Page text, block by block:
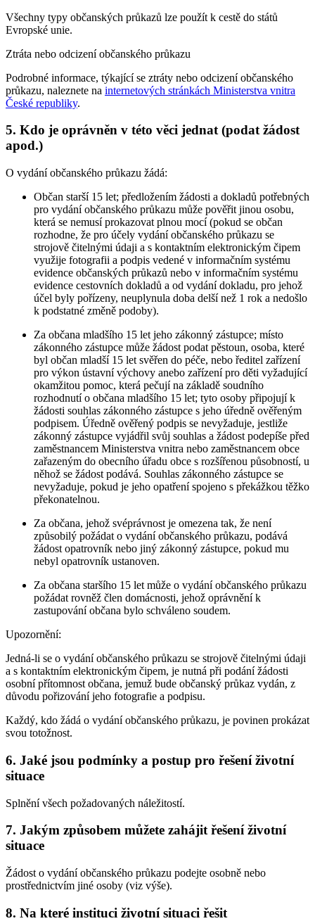
Všechny typy občanských průkazů lze použít k cestě do států
Evropské unie.
Ztráta nebo odcizení občanského průkazu
Podrobné informace, týkající se ztráty nebo odcizení občanského
průkazu, naleznete na internetových stránkách Ministerstva vnitra
České republiky.
5. Kdo je oprávněn v této věci jednat (podat žádost
apod.)
O vydání občanského průkazu žádá:
Občan starší 15 let; předložením žádosti a dokladů potřebných
pro vydání občanského průkazu může pověřit jinou osobu,
která se nemusí prokazovat plnou mocí (pokud se občan
rozhodne, že pro účely vydání občanského průkazu se
strojově čitelnými údaji a s kontaktním elektronickým čipem
využije fotografii a podpis vedené v informačním systému
evidence občanských průkazů nebo v informačním systému
evidence cestovních dokladů a od vydání dokladu, pro jehož
účel byly pořízeny, neuplynula doba delší než 1 rok a nedošlo
k podstatné změně podoby).
Za občana mladšího 15 let jeho zákonný zástupce; místo
zákonného zástupce může žádost podat pěstoun, osoba, které
byl občan mladší 15 let svěřen do péče, nebo ředitel zařízení
pro výkon ústavní výchovy anebo zařízení pro děti vyžadující
okamžitou pomoc, která pečují na základě soudního
rozhodnutí o občana mladšího 15 let; tyto osoby připojují k
žádosti souhlas zákonného zástupce s jeho úředně ověřeným
podpisem. Úředně ověřený podpis se nevyžaduje, jestliže
zákonný zástupce vyjádřil svůj souhlas a žádost podepíše před
zaměstnancem Ministerstva vnitra nebo zaměstnancem obce
zařazeným do obecního úřadu obce s rozšířenou působností, u
něhož se žádost podává. Souhlas zákonného zástupce se
nevyžaduje, pokud je jeho opatření spojeno s překážkou těžko
překonatelnou.
Za občana, jehož svéprávnost je omezena tak, že není
způsobilý požádat o vydání občanského průkazu, podává
žádost opatrovník nebo jiný zákonný zástupce, pokud mu
nebyl opatrovník ustanoven.
Za občana staršího 15 let může o vydání občanského průkazu
požádat rovněž člen domácnosti, jehož oprávnění k
zastupování občana bylo schváleno soudem.
Upozornění:
Jedná-li se o vydání občanského průkazu se strojově čitelnými údaji
a s kontaktním elektronickým čipem, je nutná při podání žádosti
osobní přítomnost občana, jemuž bude občanský průkaz vydán, z
důvodu pořizování jeho fotografie a podpisu.
Každý, kdo žádá o vydání občanského průkazu, je povinen prokázat
svou totožnost.
6. Jaké jsou podmínky a postup pro řešení životní
situace
Splnění všech požadovaných náležitostí.
7. Jakým způsobem můžete zahájit řešení životní
situace
Žádost o vydání občanského průkazu podejte osobně nebo
prostřednictvím jiné osoby (viz výše).
8. Na které instituci životní situaci řešit